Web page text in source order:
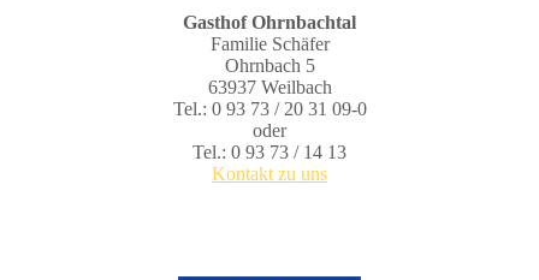
Gasthof Ohrnbachtal
Familie Schäfer
Ohrnbach 5
63937 Weilbach
Tel.: 0 93 73 / 20 31 09-0
oder
Tel.: 0 93 73 / 14 13
Kontakt zu uns